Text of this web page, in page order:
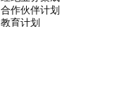
合作伙伴计划
教育计划